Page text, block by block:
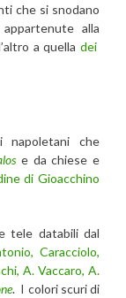
che si snodano
alla
a quelladei
napoletani che
e da chiese e
di Gioacchino
tele databili dal
Caracciolo,
A. Vaccaro, A.
. I colori scuri di